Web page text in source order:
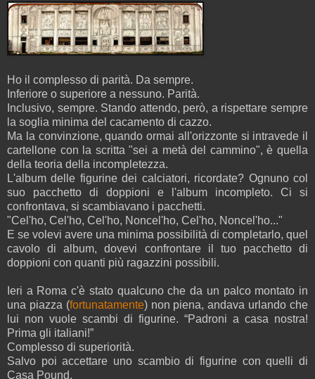
Ho il complesso di parità. Da sempre.
Inferiore o superiore a nessuno. Parità.
Inclusivo, sempre. Stando attendo, però, a rispettare sempre
la soglia minima del cacamento di cazzo.
Ma la convinzione, quando ormai all'orizzonte si intravede il
cartellone con la scritta "sei a metà del cammino", è quella
della teoria della incompletezza.
L'album delle figurine dei calciatori, ricordate? Ognuno col
suo pacchetto di doppioni e l'album incompleto. Ci si
confrontava, si scambiavano i pacchetti.
"Cel'ho, Cel'ho, Cel'ho, Noncel'ho, Cel'ho, Noncel'ho..."
E se volevi avere una minima possibilità di completarlo, quel
cavolo di album, dovevi confrontare il tuo pacchetto di
doppioni con quanti più ragazzini possibili.
Ieri a Roma c'è stato qualcuno che da un palco montato in
una piazza (fortunatamente) non piena, andava urlando che
lui non vuole scambi di figurine. “Padroni a casa nostra!
Prima gli italiani!”
Complesso di superiorità.
Salvo poi accettare uno scambio di figurine con quelli di
Casa Pound.